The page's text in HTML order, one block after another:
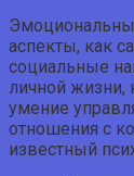
аспекты, как
социальные
личной жизни,
умение
отношения с
известный